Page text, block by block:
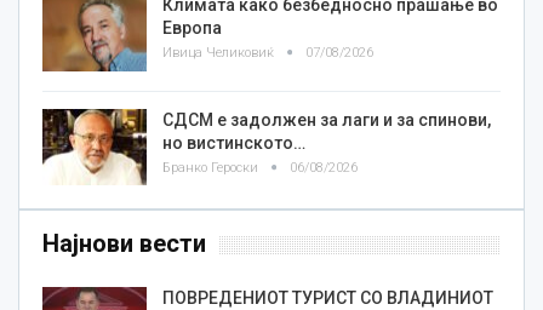
Климата како безбедносно прашање во
Европа
Ивица Челиковиќ 07/08/2026
СДСМ е задолжен за лаги и за спинови,
но вистинското…
Бранко Героски 06/08/2026
Најнови вести
ПОВРЕДЕНИОТ ТУРИСТ СО ВЛАДИНИОТ